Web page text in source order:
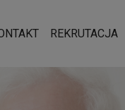
menu REKRUTACJA